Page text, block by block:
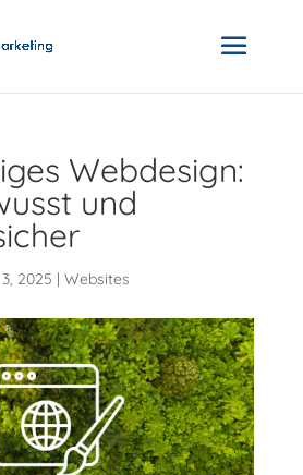
Webdesign:
und
2025 | Websites